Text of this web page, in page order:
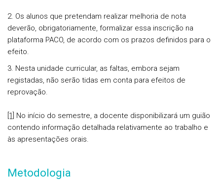
2. Os alunos que pretendam realizar melhoria de nota
deverão, obrigatoriamente, formalizar essa inscrição na
plataforma PACO, de acordo com os prazos definidos para o
efeito.
3. Nesta unidade curricular, as faltas, embora sejam
registadas, não serão tidas em conta para efeitos de
reprovação.
[1]
No início do semestre, a docente disponibilizará um guião
contendo informação detalhada relativamente ao trabalho e
às apresentações orais.
Metodologia